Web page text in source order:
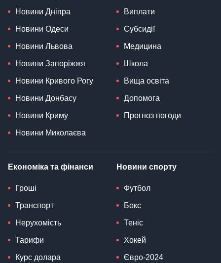
Новини Дніпра
Новини Одеси
Новини Львова
Новини Запоріжжя
Новини Кривого Рогу
Новини Донбасу
Новини Криму
Новини Миколаєва
Виплати
Субсидії
Медицина
Школа
Вища освіта
Допомога
Прогноз погоди
Економіка та фінанси
Гроші
Транспорт
Нерухомість
Тарифи
Курс долара
Новини спорту
Футбол
Бокс
Теніс
Хокей
Євро-2024